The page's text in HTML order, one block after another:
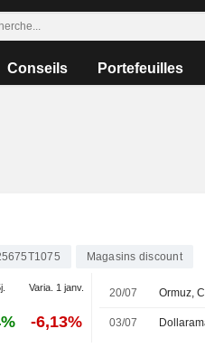
Conseils Portefeuilles
Magasins discount
Varia. 1 janv.
-6,13%
20/07
03/07